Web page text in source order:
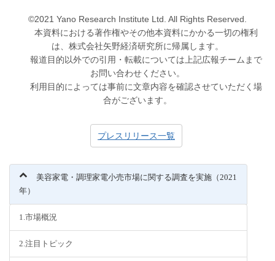
©2021 Yano Research Institute Ltd. All Rights Reserved.
本資料における著作権やその他本資料にかかる一切の権利
は、株式会社矢野経済研究所に帰属します。
報道目的以外での引用・転載については上記広報チームまで
お問い合わせください。
利用目的によっては事前に文章内容を確認させていただく場
合がございます。
プレスリリース一覧
美容家電・調理家電小売市場に関する調査を実施（2021
年）
1.市場概況
2.注目トピック